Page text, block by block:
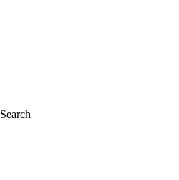
Search